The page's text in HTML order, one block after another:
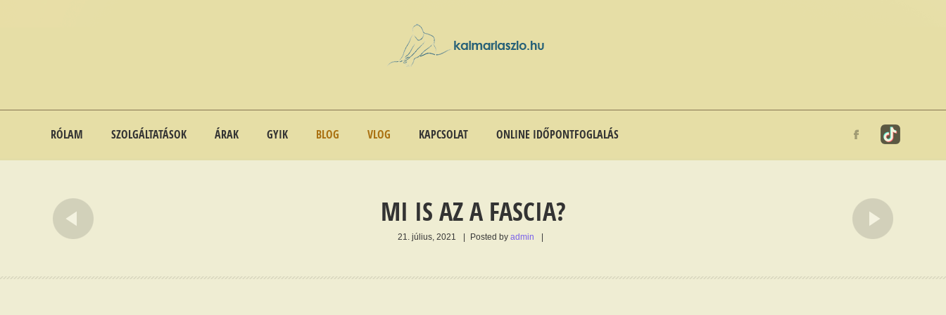
RÓLAM SZOLGÁLTATÁSOK ÁRAK GYIK BLOG VLOG KAPCSOLAT ONLINE IDŐPONTFOGLALÁS
MI IS AZ A FASCIA?
21. július, 2021 Posted by admin